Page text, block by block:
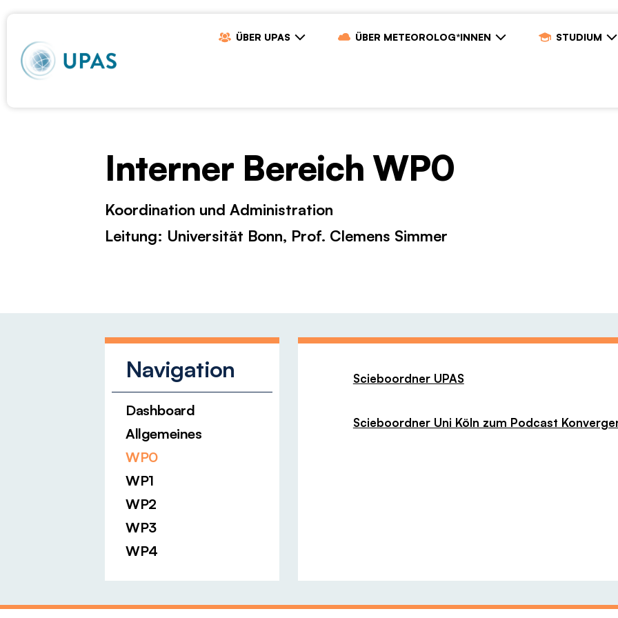
ÜBER UPAS ÜBER METEOROLOG*INNEN STUDIUM
Interner Bereich WP0
Koordination und Administration
Leitung: Universität Bonn, Prof. Clemens Simmer
Navigation
Dashboard
Allgemeines
WP0
WP1
WP2
WP3
WP4
Scieboordner UPAS
Scieboordner Uni Köln zum Podcast